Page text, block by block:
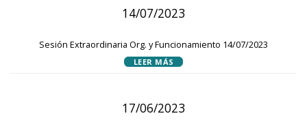
14/07/2023
Sesión Extraordinaria Org. y Funcionamiento 14/07/2023
LEER MÁS
17/06/2023